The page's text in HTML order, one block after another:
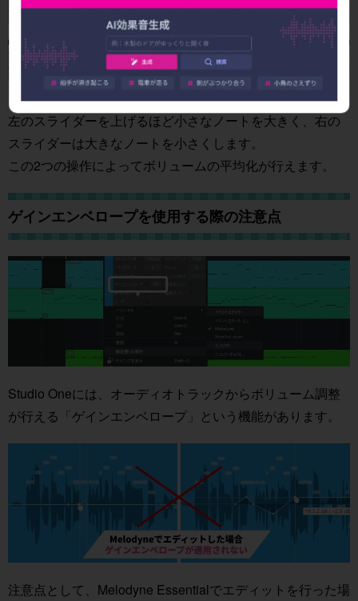
左のスライダーを上げるほど小さなノートを大きく、右の
スライダーは大きなノートを小さくします。
この2つの操作によってボリュームの平均化が行えます。
ゲインエンベロープを使用する際の注意点
Studio Oneには、オーディオトラックからボリューム調整
が行える「ゲインエンベロープ」という機能があります。
注意点として、Melodyne Essentialでエディットを行った場